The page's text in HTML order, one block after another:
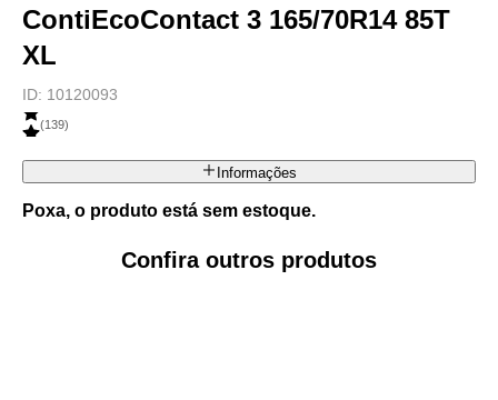
ContiEcoContact 3 165/70R14 85T
XL
ID: 10120093
(139)
Informações
Poxa, o produto está sem estoque.
Confira outros produtos